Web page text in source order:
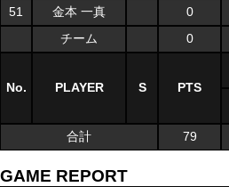
51
金本 一真 0
チーム
0
No. PLAYER S PTS
合計 79
GAME REPORT